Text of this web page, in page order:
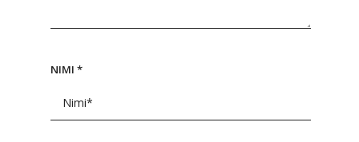
NIMI *